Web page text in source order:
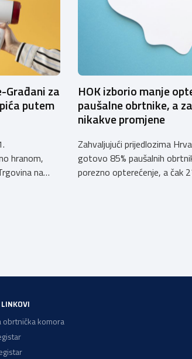
Građani za
putem
hranom,
na
tehničko
kupca
[…]
HOK izborio manje
paušalne obrtnike, a
nikakve promjene
Zahvaljujući prijedlozima
gotovo 85% paušalnih
porezno opterećenje, a čak
obrtnička komora